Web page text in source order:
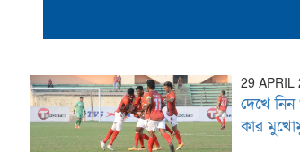
29 APRIL
দেখে নিন
কার